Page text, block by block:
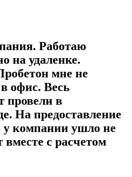
Работаю
на удаленке.
мне не
офис. Весь
провели в
На предоставление
у компании ушло не
с расчетом